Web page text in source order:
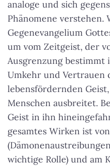
analoge und sich
Phänomene verstehen.
Gegenevangelium
um vom Zeitgeist, der
Ausgrenzung bestimmt
Umkehr und Vertrauen
lebensfördernden
Menschen ausbreitet.
Geist in ihn
gesamtes Wirken ist
wichtige Rolle) und am